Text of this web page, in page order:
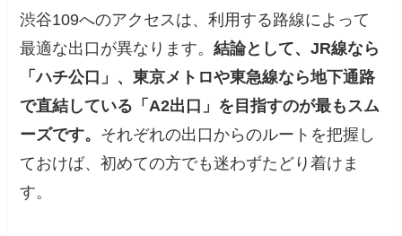
渋谷109へのアクセスは、利用する路線によって
最適な出口が異なります。結論として、JR線なら
「ハチ公口」、東京メトロや東急線なら地下通路
で直結している「A2出口」を目指すのが最もスム
ーズです。 それぞれの出口からのルートを把握し
ておけば、初めての方でも迷わずたどり着けま
す。